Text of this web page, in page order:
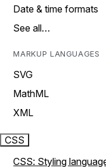
Date & time formats
See all…
MARKUP LANGUAGES
SVG
MathML
XML
CSS
CSS: Styling